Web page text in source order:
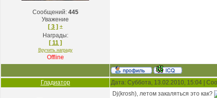
Сообщений: 445
Уважение
[ 3 ] ±
Награды:
[ 11 ]
Вручить награду
Offline
Гладиатор Дата: Суббота, 13.02.2010, 15:04 |
Dj(krosh), летом закаляться это как?